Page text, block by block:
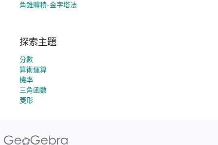
角錐體積-金字塔法
探索主題
分數
算術運算
機率
三角函數
菱形